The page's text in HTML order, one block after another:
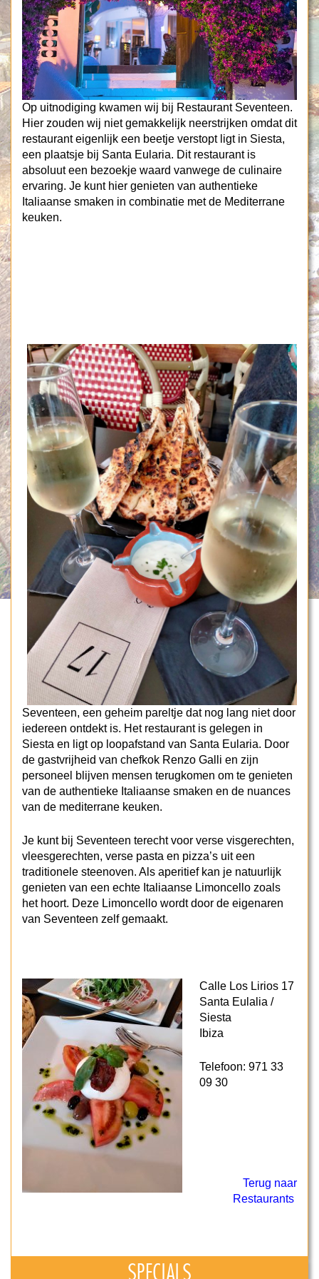
Op uitnodiging kwamen wij bij Restaurant Seventeen.
Hier zouden wij niet gemakkelijk neerstrijken omdat dit
restaurant eigenlijk een beetje verstopt ligt in Siesta,
een plaatsje bij Santa Eularia. Dit restaurant is
absoluut een bezoekje waard vanwege de culinaire
ervaring. Je kunt hier genieten van authentieke
Italiaanse smaken in combinatie met de Mediterrane
keuken.
Seventeen, een geheim pareltje dat nog lang niet door
iedereen ontdekt is. Het restaurant is gelegen in
Siesta en ligt op loopafstand van Santa Eularia. Door
de gastvrijheid van chefkok Renzo Galli en zijn
personeel blijven mensen terugkomen om te genieten
van de authentieke Italiaanse smaken en de nuances
van de mediterrane keuken.
Je kunt bij Seventeen terecht voor verse visgerechten,
vleesgerechten, verse pasta en pizza’s uit een
traditionele steenoven. Als aperitief kan je natuurlijk
genieten van een echte Italiaanse Limoncello zoals
het hoort. Deze Limoncello wordt door de eigenaren
van Seventeen zelf gemaakt.
Calle Los Lirios 17
Santa Eulalia /
Siesta
Ibiza
Telefoon: 971 33
09 30
Terug naar
Restaurants
SPECIALS